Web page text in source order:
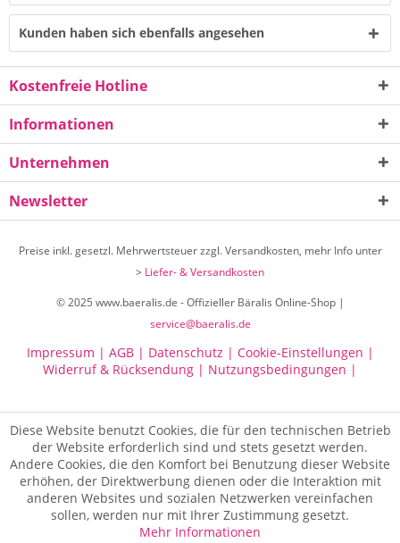
Kunden haben sich ebenfalls angesehen
Kostenfreie Hotline
Informationen
Unternehmen
Newsletter
Preise inkl. gesetzl. Mehrwertsteuer zzgl. Versandkosten, mehr Info unter
> Liefer- & Versandkosten
© 2025 www.baeralis.de - Offizieller Bäralis Online-Shop |
service@baeralis.de
Impressum | AGB | Datenschutz | Cookie-Einstellungen |
Widerruf & Rücksendung | Nutzungsbedingungen |
Diese Website benutzt Cookies, die für den technischen Betrieb
der Website erforderlich sind und stets gesetzt werden.
Andere Cookies, die den Komfort bei Benutzung dieser Website
erhöhen, der Direktwerbung dienen oder die Interaktion mit
anderen Websites und sozialen Netzwerken vereinfachen
sollen, werden nur mit Ihrer Zustimmung gesetzt.
Mehr Informationen